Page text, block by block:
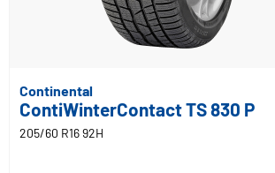
Continental
ContiWinterContact TS 830 P
205/60 R16 92H